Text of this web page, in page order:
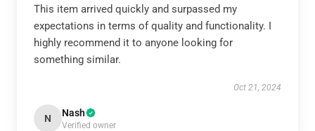
This item arrived quickly and surpassed my
expectations in terms of quality and functionality. I
highly recommend it to anyone looking for
something similar.
Oct 21, 2024
N Nash
Verified owner